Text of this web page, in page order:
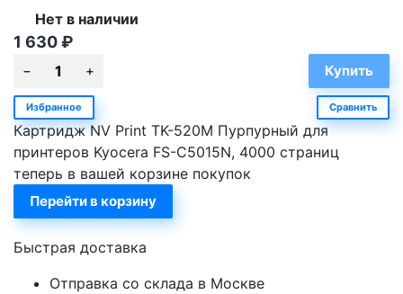
Нет в наличии
1 630₽
Избранное Сравнить
Картридж NV Print TK-520M Пурпурный для
принтеров Kyocera FS-C5015N, 4000 страниц
теперь в вашей корзине покупок
Перейти в корзину
Быстрая доставка
Отправка со склада в Москве